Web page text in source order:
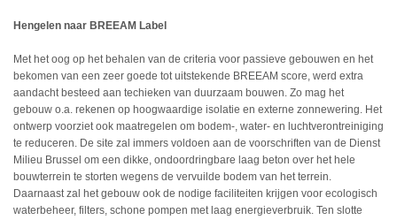
Hengelen naar BREEAM Label
Met het oog op het behalen van de criteria voor passieve gebouwen en het
bekomen van een zeer goede tot uitstekende BREEAM score, werd extra
aandacht besteed aan techieken van duurzaam bouwen. Zo mag het
gebouw o.a. rekenen op hoogwaardige isolatie en externe zonnewering. Het
ontwerp voorziet ook maatregelen om bodem-, water- en luchtverontreiniging
te reduceren. De site zal immers voldoen aan de voorschriften van de Dienst
Milieu Brussel om een dikke, ondoordringbare laag beton over het hele
bouwterrein te storten wegens de vervuilde bodem van het terrein.
Daarnaast zal het gebouw ook de nodige faciliteiten krijgen voor ecologisch
waterbeheer, filters, schone pompen met laag energieverbruik. Ten slotte